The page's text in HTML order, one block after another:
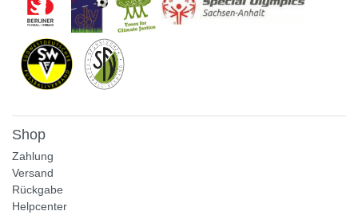
Shop
Zahlung
Versand
Rückgabe
Helpcenter